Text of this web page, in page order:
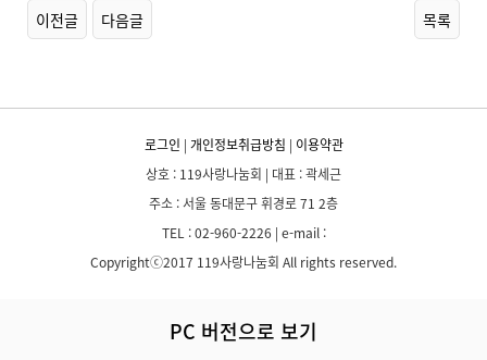
이전글 다음글 목록
로그인 | 개인정보취급방침 | 이용약관
상호 : 119사랑나눔회 | 대표 : 곽세근
주소 : 서울 동대문구 휘경로 71 2층
TEL : 02-960-2226 | e-mail :
Copyrightⓒ2017 119사랑나눔회 All rights reserved.
PC 버전으로 보기